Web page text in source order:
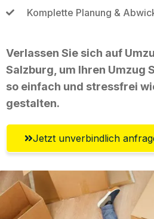
Komplette Planung &
Verlassen Sie sich auf
Salzburg, um Ihren Umzug
so einfach und stressfrei
gestalten.
Jetzt unverbindlich